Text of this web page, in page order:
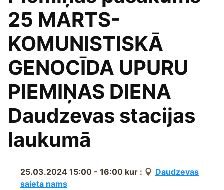
25 MARTS-
KOMUNISTISKĀ
GENOCĪDA UPURU
PIEMIŅAS DIENA
Daudzevas stacijas
laukumā
25.03.2024 15:00 - 16:00 kur :
Daudzevas
saieta nams